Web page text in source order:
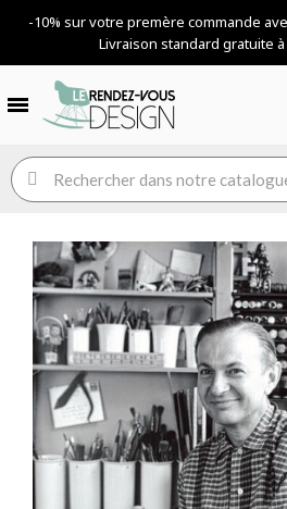
-10% sur votre premère commande
Livraison standard gratuite